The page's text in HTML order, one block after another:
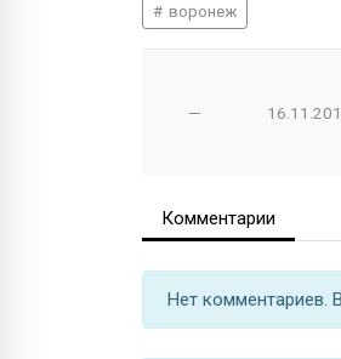
воронеж
—
Комментарии
Нет комментариев.